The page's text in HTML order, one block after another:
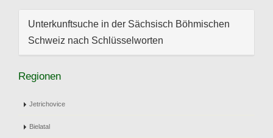
Unterkunftsuche in der Sächsisch Böhmischen
Schweiz nach Schlüsselworten
Regionen
Jetrichovice
Bielatal